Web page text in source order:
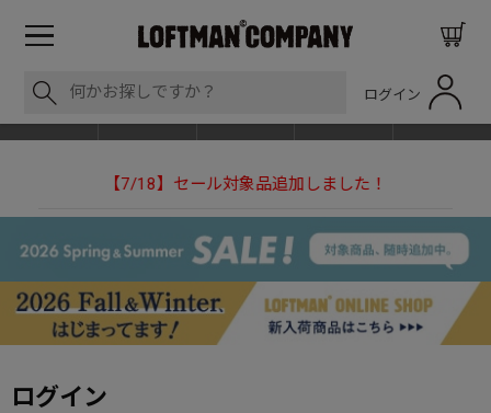
ログイン
【7/18】セール対象品追加しました！
ログイン